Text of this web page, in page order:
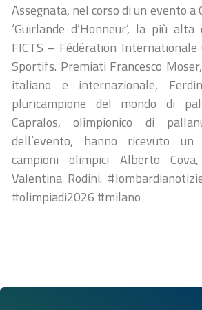
Assegnata, nel corso di un evento a
‘Guirlande d’Honneur’, la più
FICTS – Fédération Internationale
Sportifs. Premiati Francesco
italiano e internazionale,
pluricampione del mondo di
Capralos, olimpionico di
dell’evento, hanno ricevuto
campioni olimpici Alberto
Valentina Rodini.
#olimpiadi2026 #milano